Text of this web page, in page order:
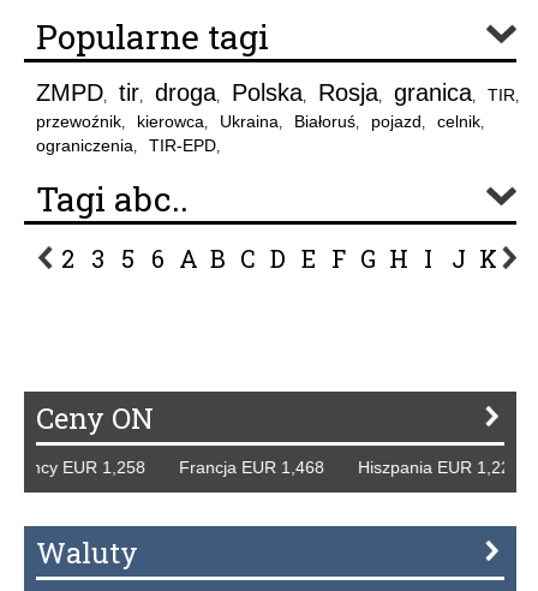
Popularne tagi
ZMPD, tir, droga, Polska, Rosja, granica, TIR,
przewoźnik, kierowca, Ukraina, Białoruś, pojazd, celnik,
ograniczenia, TIR-EPD,
Tagi abc..
2 3 5 6 A B C D E F G H I J K L
Ceny ON
EUR 1,258 Francja EUR 1,468 Hiszpania EUR
Waluty